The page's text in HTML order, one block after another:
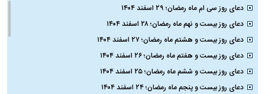
دعای روز سی ام ماه رمضان؛ ۲۹ اسفند ۱۴۰۴
دعای روز بیست و نهم ماه رمضان؛ ۲۸ اسفند ۱۴۰۴
دعای روز بیست و هشتم ماه رمضان؛ ۲۷ اسفند ۱۴۰۴
دعای روز بیست و هفتم ماه رمضان؛ ۲۶ اسفند ۱۴۰۴
دعای روز بیست و ششم ماه رمضان؛ ۲۵ اسفند ۱۴۰۴
دعای روز بیست و پنجم ماه رمضان؛ ۲۴ اسفند ۱۴۰۴